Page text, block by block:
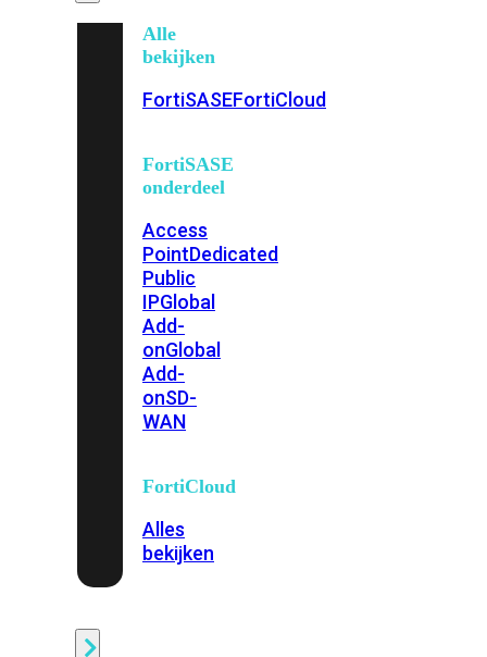
Alle
bekijken
FortiSASEFortiCloud
FortiSASE
onderdeel
Access
PointDedicated
Public
IPGlobal
Add-
onGlobal
Add-
onSD-
WAN
FortiCloud
Alles
bekijken